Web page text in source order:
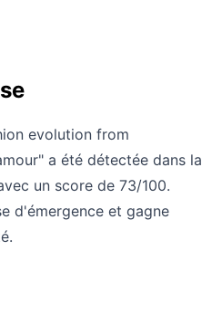
evolution from
a été détectée dans la
un score de 73/100.
d'émergence et gagne